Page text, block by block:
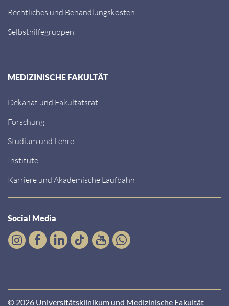
Rechtliches und Behandlungskosten
Selbsthilfegruppen
MEDIZINISCHE FAKULTÄT
Dekanat und Fakultätsrat
Forschung
Studium und Lehre
Institute
Karriere und Akademische Laufbahn
Social Media
© 2026 Universitätsklinikum und Medizinische Fakultät